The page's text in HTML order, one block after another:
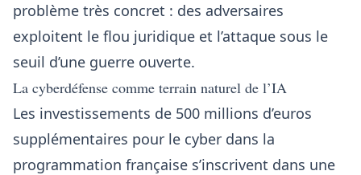
problème très concret : des adversaires
exploitent le flou juridique et l’attaque sous le
seuil d’une guerre ouverte.
La cyberdéfense comme terrain naturel de l’IA
Les investissements de 500 millions d’euros
supplémentaires pour le cyber dans la
programmation française s’inscrivent dans une